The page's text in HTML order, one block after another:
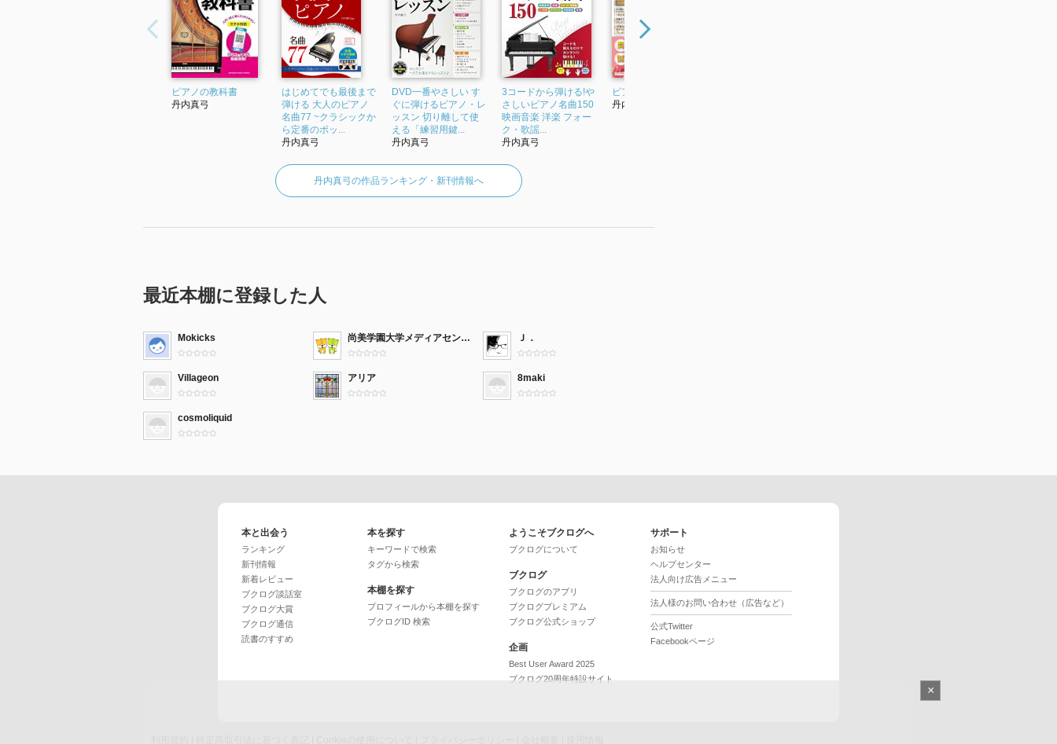
ピアノの教科書
丹内真弓
はじめてでも最後まで
弾ける 大人のピアノ
名曲77 ~クラシックか
ら定番のポッ...
丹内真弓
DVD一番やさしい す
ぐに弾けるピアノ・レ
ッスン 切り離して使
える「練習用鍵...
丹内真弓
3コードから弾ける!や
さしいピアノ名曲150
映画音楽 洋楽 フォー
ク・歌謡...
丹内真弓
ピアノ基礎トレ365日!
丹内真弓
丹内真弓の作品ランキング・新刊情報へ
最近本棚に登録した人
Mokicks 尚美学園大学メディアセンター（図書館） Ｊ．
Villageon アリア 8maki
cosmoliquid
本と出会う
ランキング
新刊情報
新着レビュー
ブクログ談話室
ブクログ大賞
ブクログ通信
読書のすすめ
本を探す
キーワードで検索
タグから検索
本棚を探す
プロフィールから本棚を探す
ブクログID 検索
ようこそブクログへ
ブクログについて
ブクログ
ブクログのアプリ
ブクログプレミアム
ブクログ公式ショップ
企画
Best User Award 2025
ブクログ20周年特設サイト
サポート
お知らせ
ヘルプセンター
法人向け広告メニュー
法人様のお問い合わせ（広告など）
公式Twitter
Facebookページ
×